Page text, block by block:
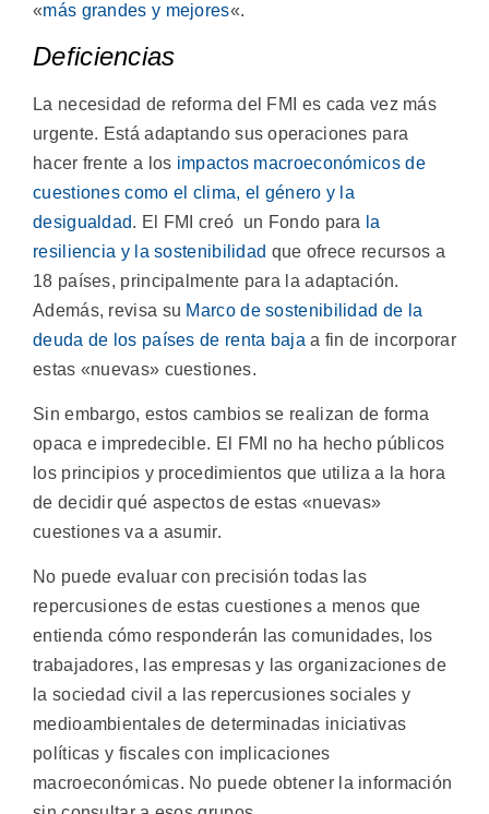
«más grandes y mejores«.
Deficiencias
La necesidad de reforma del FMI es cada vez más
urgente. Está adaptando sus operaciones para
hacer frente a los impactos macroeconómicos de
cuestiones como el clima, el género y la
desigualdad. El FMI creó un Fondo para la
resiliencia y la sostenibilidad que ofrece recursos a
18 países, principalmente para la adaptación.
Además, revisa su Marco de sostenibilidad de la
deuda de los países de renta baja a fin de incorporar
estas «nuevas» cuestiones.
Sin embargo, estos cambios se realizan de forma
opaca e impredecible. El FMI no ha hecho públicos
los principios y procedimientos que utiliza a la hora
de decidir qué aspectos de estas «nuevas»
cuestiones va a asumir.
No puede evaluar con precisión todas las
repercusiones de estas cuestiones a menos que
entienda cómo responderán las comunidades, los
trabajadores, las empresas y las organizaciones de
la sociedad civil a las repercusiones sociales y
medioambientales de determinadas iniciativas
políticas y fiscales con implicaciones
macroeconómicas. No puede obtener la información